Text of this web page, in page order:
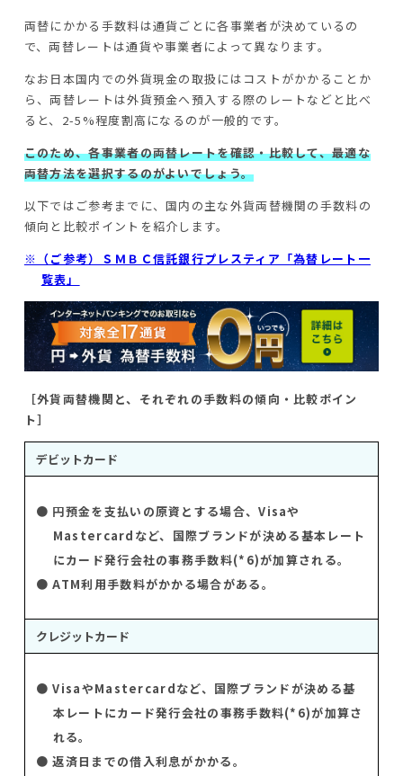
両替にかかる手数料は通貨ごとに各事業者が決めているの
で、両替レートは通貨や事業者によって異なります。
なお日本国内での外貨現金の取扱にはコストがかかることか
ら、両替レートは外貨預金へ預入する際のレートなどと比べ
ると、2-5%程度割高になるのが一般的です。
このため、各事業者の両替レートを確認・比較して、最適な
両替方法を選択するのがよいでしょう。
以下ではご参考までに、国内の主な外貨両替機関の手数料の
傾向と比較ポイントを紹介します。
※（ご参考）ＳＭＢＣ信託銀行プレスティア「為替レート一
覧表」
［外貨両替機関と、それぞれの手数料の傾向・比較ポイン
ト］
デビットカード
● 円預金を支払いの原資とする場合、Visaや
Mastercardなど、国際ブランドが決める基本レート
にカード発行会社の事務手数料(*6)が加算される。
● ATM利用手数料がかかる場合がある。
クレジットカード
● VisaやMastercardなど、国際ブランドが決める基
本レートにカード発行会社の事務手数料(*6)が加算さ
れる。
● 返済日までの借入利息がかかる。